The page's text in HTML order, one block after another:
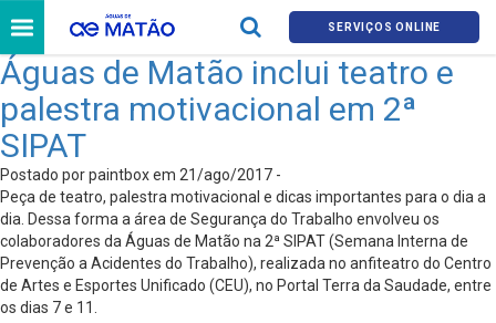
SERVIÇOS ONLINE
Águas de Matão inclui teatro e
palestra motivacional em 2ª
SIPAT
Postado por paintbox em 21/ago/2017 -
Peça de teatro, palestra motivacional e dicas importantes para o dia a
dia. Dessa forma a área de Segurança do Trabalho envolveu os
colaboradores da Águas de Matão na 2ª SIPAT (Semana Interna de
Prevenção a Acidentes do Trabalho), realizada no anfiteatro do Centro
de Artes e Esportes Unificado (CEU), no Portal Terra da Saudade, entre
os dias 7 e 11.